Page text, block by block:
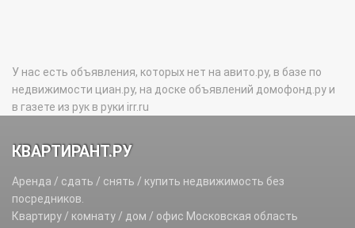
У нас есть объявления, которых нет на авито.ру, в базе по
недвижимости циан.ру, на доске объявлений домофонд.ру и
в газете из рук в руки irr.ru
КВАРТИРАНТ.РУ
Аренда / сдать / снять / купить недвижимость без
посредников.
Квартиру / комнату / дом / офис Московская область